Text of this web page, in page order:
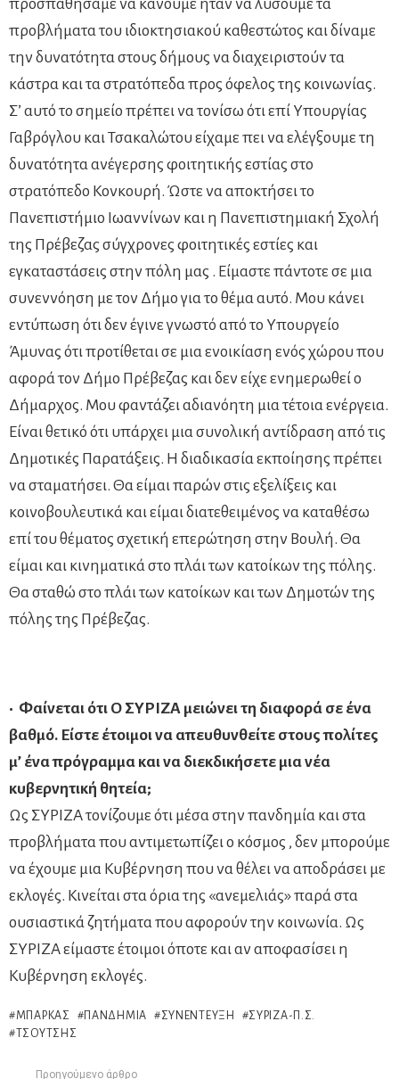
προσπαθήσαμε να κάνουμε ήταν να λύσουμε τα
προβλήματα του ιδιοκτησιακού καθεστώτος και δίναμε
την δυνατότητα στους δήμους να διαχειριστούν τα
κάστρα και τα στρατόπεδα προς όφελος της κοινωνίας.
Σ’ αυτό το σημείο πρέπει να τονίσω ότι επί Υπουργίας
Γαβρόγλου και Τσακαλώτου είχαμε πει να ελέγξουμε τη
δυνατότητα ανέγερσης φοιτητικής εστίας στο
στρατόπεδο Κονκουρή. Ώστε να αποκτήσει το
Πανεπιστήμιο Ιωαννίνων και η Πανεπιστημιακή Σχολή
της Πρέβεζας σύγχρονες φοιτητικές εστίες και
εγκαταστάσεις στην πόλη μας . Είμαστε πάντοτε σε μια
συνεννόηση με τον Δήμο για το θέμα αυτό. Μου κάνει
εντύπωση ότι δεν έγινε γνωστό από το Υπουργείο
Άμυνας ότι προτίθεται σε μια ενοικίαση ενός χώρου που
αφορά τον Δήμο Πρέβεζας και δεν είχε ενημερωθεί ο
Δήμαρχος. Μου φαντάζει αδιανόητη μια τέτοια ενέργεια.
Είναι θετικό ότι υπάρχει μια συνολική αντίδραση από τις
Δημοτικές Παρατάξεις. Η διαδικασία εκποίησης πρέπει
να σταματήσει. Θα είμαι παρών στις εξελίξεις και
κοινοβουλευτικά και είμαι διατεθειμένος να καταθέσω
επί του θέματος σχετική επερώτηση στην Βουλή. Θα
είμαι και κινηματικά στο πλάι των κατοίκων της πόλης.
Θα σταθώ στο πλάι των κατοίκων και των Δημοτών της
πόλης της Πρέβεζας.
• Φαίνεται ότι Ο ΣΥΡΙΖΑ μειώνει τη διαφορά σε ένα
βαθμό. Είστε έτοιμοι να απευθυνθείτε στους πολίτες
μ’ ένα πρόγραμμα και να διεκδικήσετε μια νέα
κυβερνητική θητεία;
Ως ΣΥΡΙΖΑ τονίζουμε ότι μέσα στην πανδημία και στα
προβλήματα που αντιμετωπίζει ο κόσμος , δεν μπορούμε
να έχουμε μια Κυβέρνηση που να θέλει να αποδράσει με
εκλογές. Κινείται στα όρια της «ανεμελιάς» παρά στα
ουσιαστικά ζητήματα που αφορούν την κοινωνία. Ως
ΣΥΡΙΖΑ είμαστε έτοιμοι όποτε και αν αποφασίσει η
Κυβέρνηση εκλογές.
ΜΠΆΡΚΑΣ ΠΑΝΔΗΜΊΑ ΣΥΝΈΝΤΕΥΞΗ
ΣΥΡΙΖΑ-Π.Σ.
ΤΣΟΎΤΣΗΣ
Προηγούμενο άρθρο